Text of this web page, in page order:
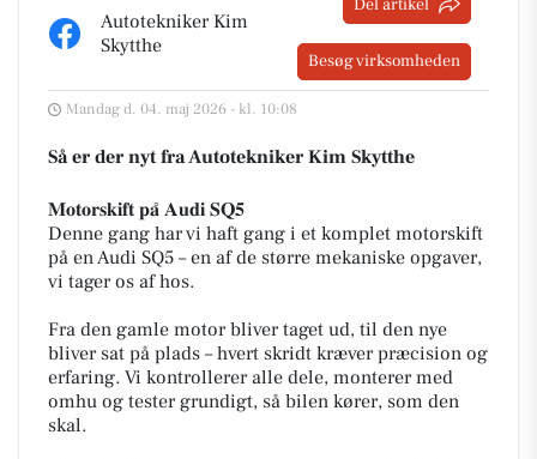
Autotekniker Kim
Skytthe
Del artikel
Besøg virksomheden
Mandag d. 04. maj 2026 - kl. 10:08
Så er der nyt fra Autotekniker Kim Skytthe
𝐌𝐨𝐭𝐨𝐫𝐬𝐤𝐢𝐟𝐭 𝐩𝐚̊ 𝐀𝐮𝐝𝐢 𝐒𝐐𝟓
Denne gang har vi haft gang i et komplet motorskift
på en Audi SQ5 – en af de større mekaniske opgaver,
vi tager os af hos.
Fra den gamle motor bliver taget ud, til den nye
bliver sat på plads – hvert skridt kræver præcision og
erfaring. Vi kontrollerer alle dele, monterer med
omhu og tester grundigt, så bilen kører, som den
skal.